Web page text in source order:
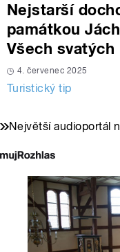
Nejstarší
památkou
Všech svatých
4. červenec 2025
Turistický tip
Největší audioportál